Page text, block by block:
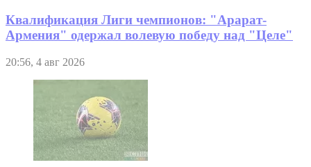
Квалификация Лиги чемпионов: "Арарат-
Армения" одержал волевую победу над "Целе"
20:56, 4 авг 2026